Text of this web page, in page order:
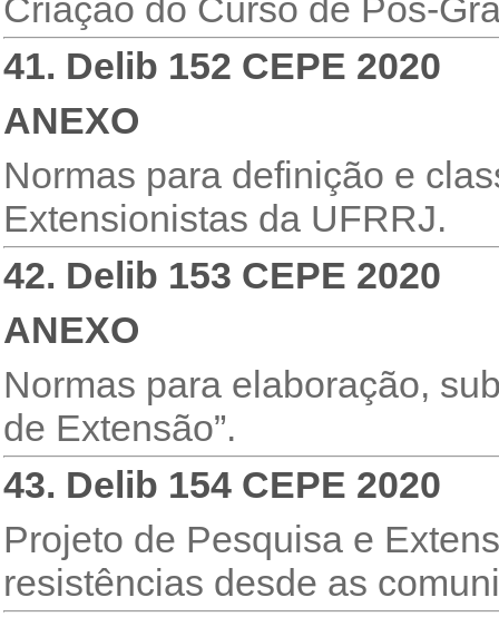
Criação do Curso de Pós-
41. Delib 152 CEPE 2020
ANEXO
Normas para definição e
Extensionistas da UFRRJ.
42. Delib 153 CEPE 2020
ANEXO
Normas para elaboração,
de Extensão”.
43. Delib 154 CEPE 2020
Projeto de Pesquisa e
resistências desde as